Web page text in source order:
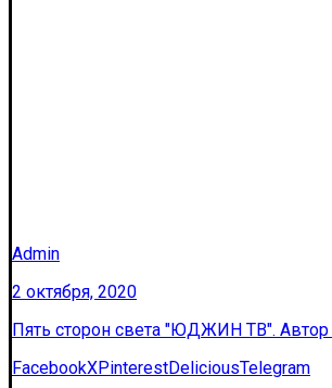
Admin
2 октября, 2020
Пять сторон света "ЮДЖИН ТВ".
FacebookXPinterestDeliciousTelegram